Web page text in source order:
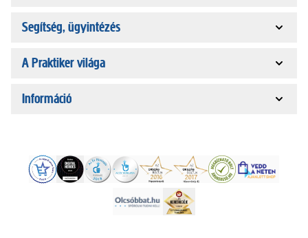
Segítség, ügyintézés
A Praktiker világa
Információ